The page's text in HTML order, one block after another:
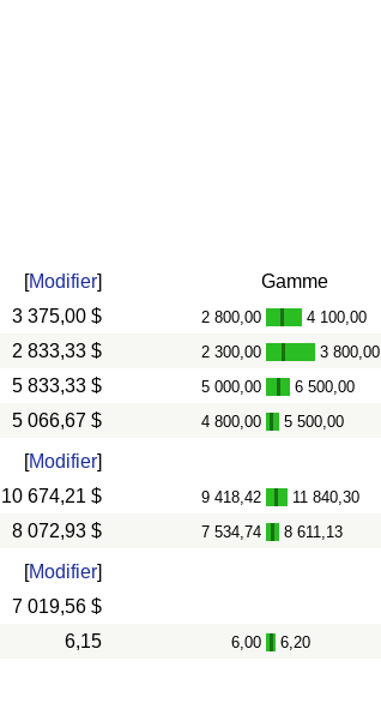
[Modifier]
Gamme
3 375,00 $ 2 800,00 - 4 100,00
2 833,33 $ 2 300,00 - 3 800,00
5 833,33 $ 5 000,00 - 6 500,00
5 066,67 $ 4 800,00 - 5 500,00
[Modifier]
10 674,21 $ 9 418,42 - 11 840,30
8 072,93 $ 7 534,74 - 8 611,13
[Modifier]
7 019,56 $
6,15 6,00 - 6,20